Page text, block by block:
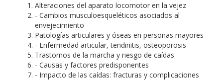
Alteraciones del aparato locomotor en la vejez
- Cambios musculoesqueléticos asociados al
envejecimiento
Patologías articulares y óseas en personas mayores
- Enfermedad articular, tendinitis, osteoporosis
Trastornos de la marcha y riesgo de caídas
- Causas y factores predisponentes
- Impacto de las caídas: fracturas y complicaciones